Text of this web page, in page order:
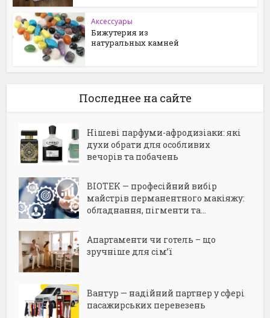
Аксессуары
Бижутерия из
натуральных камней
Последнее на сайте
Нішеві парфуми-афродизіаки: які
духи обрати для особливих
вечорів та побачень
BIOTEK — професійний вибір
майстрів перманентного макіяжу:
обладнання, пігменти та...
Апартаменти чи готель – що
зручніше для сім’ї
Вантур — надійний партнер у сфері
пасажирських перевезень